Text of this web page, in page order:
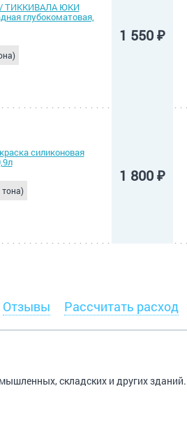
/ ТИККИВАЛА ЮКИ
глубокоматовая,
1 550 ₽
силиконовая
тона)
1 800 ₽
Отзывы Рассчитать расход
складских и других зданий.